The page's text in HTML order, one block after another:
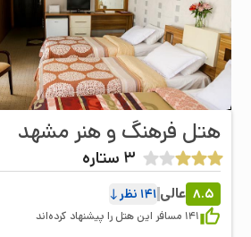
هتل فرهنگ و هنر مشهد
3 ستاره
8.5 عالی141 نظر
141 مسافر این هتل را پیشنهاد کرده‌اند